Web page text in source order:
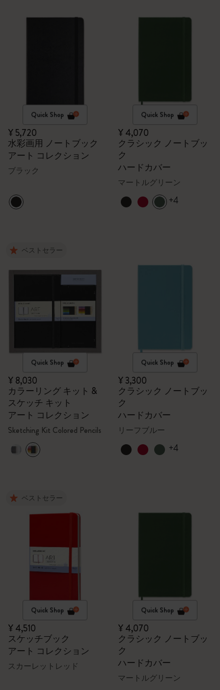
Quick Shop
¥ 5,720
水彩画用 ノートブック
アート コレクション
ブラック
Quick Shop
¥ 4,070
クラシック ノートブッ
ク
ハードカバー
マートルグリーン
+4
ベストセラー
Quick Shop
¥ 8,030
カラーリング キット &
スケッチ キット
アート コレクション
Sketching Kit Colored Pencils
Quick Shop
¥ 3,300
クラシック ノートブッ
ク
ハードカバー
リーフブルー
+4
ベストセラー
Quick Shop
¥ 4,510
スケッチブック
アート コレクション
スカーレットレッド
Quick Shop
¥ 4,070
クラシック ノートブッ
ク
ハードカバー
マートルグリーン